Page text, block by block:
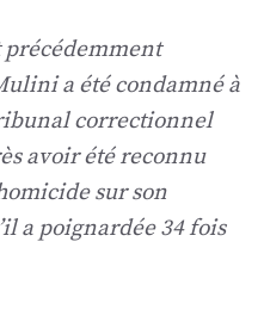
précédemment
a été condamné à
correctionnel
avoir été reconnu
sur son
a poignardée 34 fois